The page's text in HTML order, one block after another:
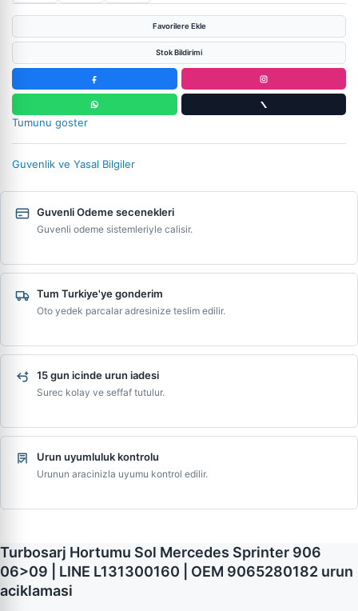
Favorilere Ekle
Stok Bildirimi
Tumunu goster
Guvenlik ve Yasal Bilgiler
Guvenli Odeme secenekleri
Guvenli odeme sistemleriyle calisir.
Tum Turkiye'ye gonderim
Oto yedek parcalar adresinize teslim edilir.
15 gun icinde urun iadesi
Surec kolay ve seffaf tutulur.
Urun uyumluluk kontrolu
Urunun aracinizla uyumu kontrol edilir.
Turbosarj Hortumu Sol Mercedes Sprinter 906
06>09 | LINE L131300160 | OEM 9065280182 urun
aciklamasi